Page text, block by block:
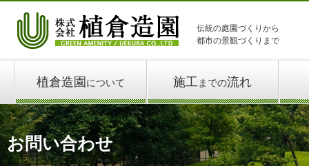
伝統の庭園づくりから
都市の景観づくりまで
植倉造園 について 施工 までの流れ
お問い合わせ